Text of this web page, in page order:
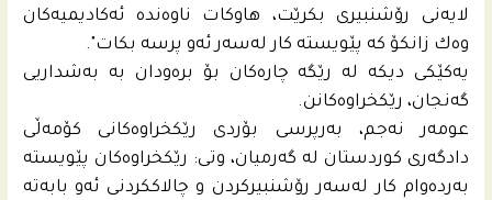
لایه‌نى رۆشنبیرى بكرێت، هاوكات ناوه‌نده‌ ئه‌كادیمیه‌كان
وه‌ك زانكۆ كه‌ پێویسته‌ كار له‌سه‌ر ئه‌و پرسه‌ بكات".
یه‌كێكى دیكه‌ له‌ رێگه‌ چاره‌كان بۆ بره‌ودان به‌ به‌شداریی
گه‌نجان، رێكخراوه‌كانن.
عومه‌ر نه‌جم، به‌رپرسى بۆردى رێكخراوه‌كانى كۆمه‌ڵى
دادگه‌رى كوردستان له‌ گه‌رمیان، وتى: رێكخراوه‌كان پێویسته‌
به‌رده‌وام كار له‌سه‌ر رۆشنبیركردن و چالاككردنى ئه‌و بابه‌ته‌